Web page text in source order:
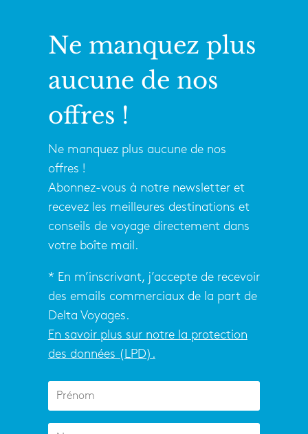
Ne manquez plus
aucune de nos
offres !
Ne manquez plus aucune de nos
offres !
Abonnez-vous à notre newsletter et
recevez les meilleures destinations et
conseils de voyage directement dans
votre boîte mail.
* En m’inscrivant, j’accepte de recevoir
des emails commerciaux de la part de
Delta Voyages.
En savoir plus sur notre la protection
des données (LPD).